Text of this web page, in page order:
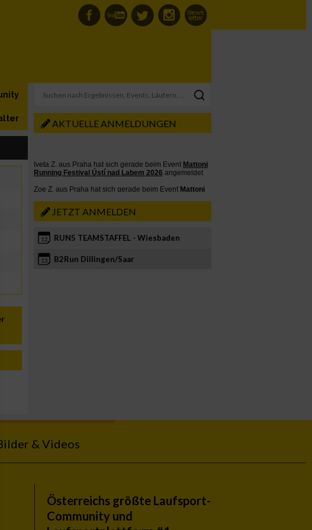
AKTUELLE ANMELDUNGEN
JETZT ANMELDEN
12 RUN5 TEAMSTAFFEL - Wiesbaden
13 B2Run Dillingen/Saar
& Videos
Österreichs größte Laufsport-
Community und